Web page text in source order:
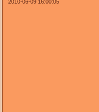
2010-06-09 16:00:05